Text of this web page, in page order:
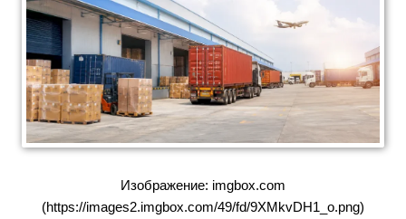
Изображение: imgbox.com
(https://images2.imgbox.com/49/fd/9XMkvDH1_o.png)